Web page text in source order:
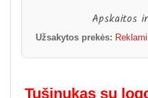
Apskaitos
Užsakytos prekės:
Tušinukas su